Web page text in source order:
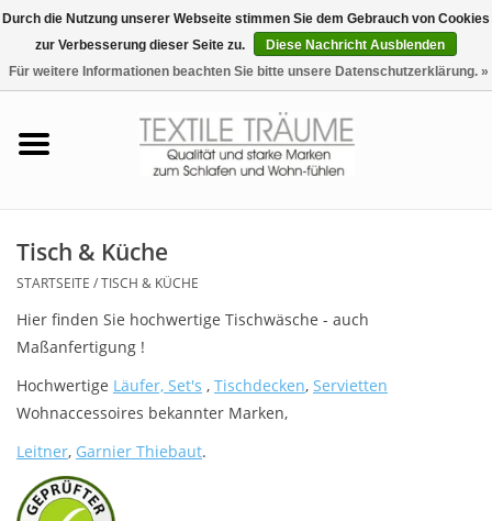
0 Artikel - €0,00
Tag & Nachtwäsche
Freizeit-Hausanzüge
Badezimmer & Sauna
Haus-Bademäntel
Tisch & Küche
STARTSEITE /TISCH & KÜCHE
Hier finden Sie hochwertige Tischwäsche - auch
Maßanfertigung !
Hochwertige Läufer, Set's , Tischdecken, Servietten
Wohnaccessoires bekannter Marken,
Leitner, Garnier Thiebaut.
Durch die Nutzung unserer Webseite stimmen Sie dem Gebrauch von Cookies
zur Verbesserung dieser Seite zu.
Diese Nachricht Ausblenden
Für weitere Informationen beachten Sie bitte unsere Datenschutzerklärung. »